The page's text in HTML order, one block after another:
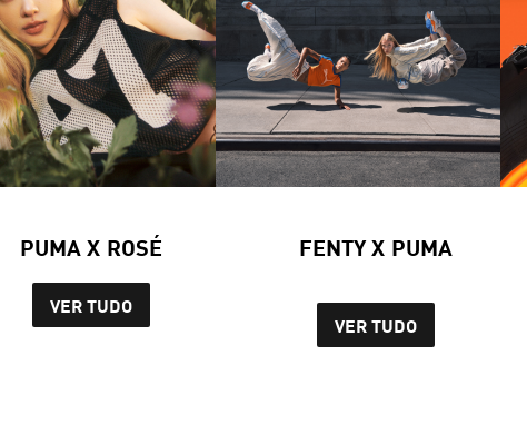
PUMA X ROSÉ
VER TUDO
FENTY X PUMA
VER TUDO